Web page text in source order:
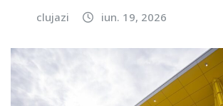
clujazi iun. 19, 2026